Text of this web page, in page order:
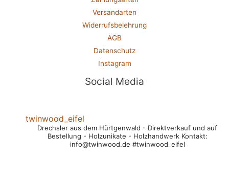
Versandarten
Widerrufsbelehrung
AGB
Datenschutz
Instagram
Social Media
twinwood_eifel
Drechsler aus dem Hürtgenwald - Direktverkauf und auf
Bestellung - Holzunikate - HolzhandwerkKontakt:
info@twinwood.de #twinwood_eifel